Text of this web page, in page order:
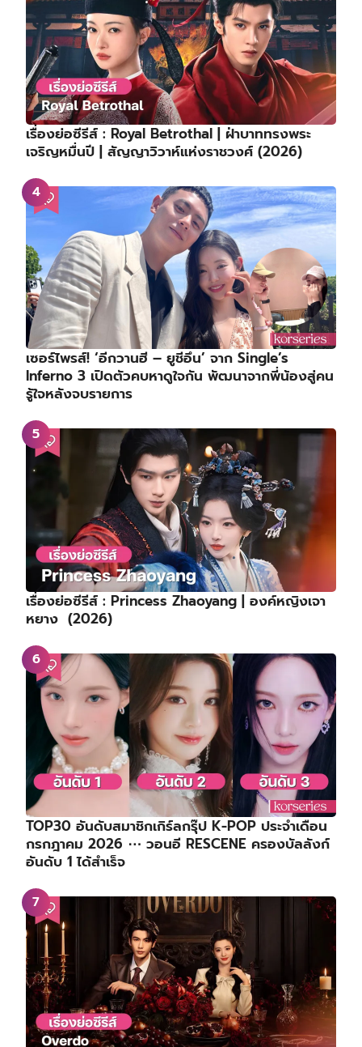
เรื่องย่อซีรีส์ : Royal Betrothal | ฝ่าบาททรงพระ
เจริญหมื่นปี | สัญญาวิวาห์แห่งราชวงศ์ (2026)
เซอร์ไพรส์! ‘อีกวานฮี – ยูชีอึน’ จาก Single’s
Inferno 3 เปิดตัวคบหาดูใจกัน พัฒนาจากพี่น้องสู่คน
รู้ใจหลังจบรายการ
เรื่องย่อซีรีส์ : Princess Zhaoyang | องค์หญิงเจา
หยาง (2026)
TOP30 อันดับสมาชิกเกิร์ลกรุ๊ป K-POP ประจำเดือน
กรกฎาคม 2026 ⋯ วอนอี RESCENE ครองบัลลังก์
อันดับ 1 ได้สำเร็จ